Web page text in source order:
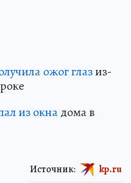
ожог глазиз-
из окнадома в
Источник: kp.ru